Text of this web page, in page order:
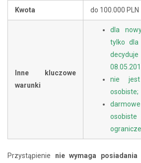
Kwota do 100.000 PLN
Inne kluczowe
warunki
dla
tylko dla
nie jest
osobiste;
Przystąpienie nie wymaga